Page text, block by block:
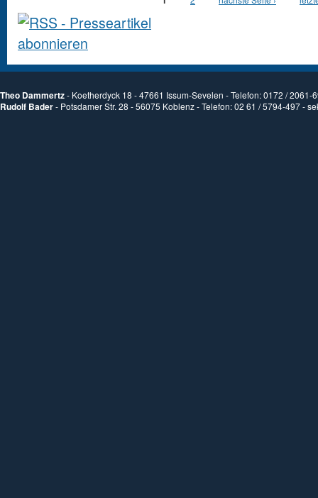
Theo Dammertz- Koetherdyck 18 - 47661 Issum-Sevelen - Telefon: 0172 / 2061-
Rudolf Bader- Potsdamer Str. 28 - 56075 Koblenz - Telefon: 02 61 / 5794-497 -